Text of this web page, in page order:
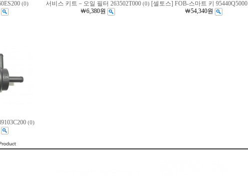
(0) 서비스 키트－오일 필터 263502T000 (0)
￦6,380원
[셀토스] FOB-스마트 키 95440Q5000
￦54,340원
(0)